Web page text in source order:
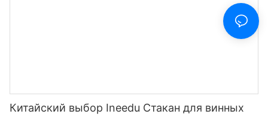
Китайский выбор Ineedu Стакан для винных